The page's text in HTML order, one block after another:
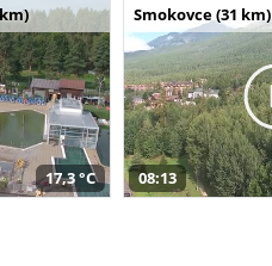
17,3 °C
Smokovce (31 km)
08:13